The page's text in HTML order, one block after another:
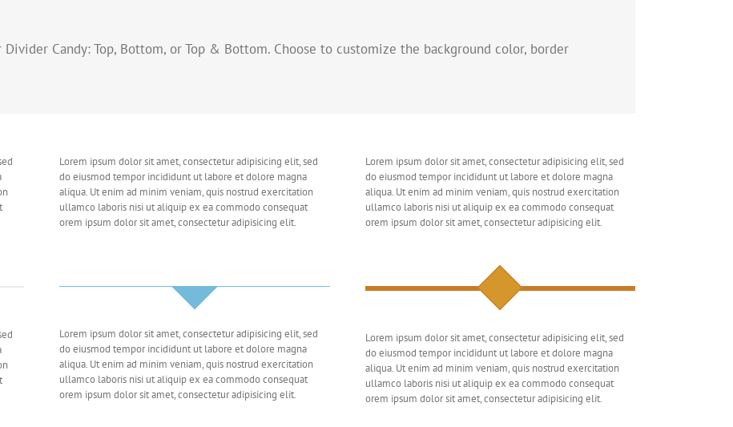
Candy: Top, Bottom, or Top & Bottom. Choose to customize the background color, border
Lorem ipsum dolor sit amet, consectetur adipisicing elit, sed
do eiusmod tempor incididunt ut labore et dolore magna
aliqua. Ut enim ad minim veniam, quis nostrud exercitation
ullamco laboris nisi ut aliquip ex ea commodo consequat
orem ipsum dolor sit amet, consectetur adipisicing elit.
Lorem ipsum dolor sit amet, consectetur adipisicing elit, sed
do eiusmod tempor incididunt ut labore et dolore magna
aliqua. Ut enim ad minim veniam, quis nostrud exercitation
ullamco laboris nisi ut aliquip ex ea commodo consequat
orem ipsum dolor sit amet, consectetur adipisicing elit.
Lorem ipsum dolor sit amet, consectetur adipisicing elit, sed
do eiusmod tempor incididunt ut labore et dolore magna
aliqua. Ut enim ad minim veniam, quis nostrud exercitation
ullamco laboris nisi ut aliquip ex ea commodo consequat
orem ipsum dolor sit amet, consectetur adipisicing elit.
Lorem ipsum dolor sit amet, consectetur adipisicing elit, sed
do eiusmod tempor incididunt ut labore et dolore magna
aliqua. Ut enim ad minim veniam, quis nostrud exercitation
ullamco laboris nisi ut aliquip ex ea commodo consequat
orem ipsum dolor sit amet, consectetur adipisicing elit.